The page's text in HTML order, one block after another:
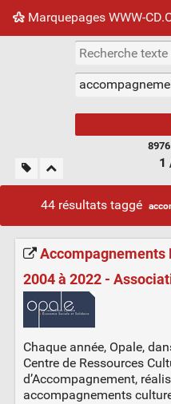
Marquepages WWW-
Nuage de tags Mur
8976
1
44 résultats taggé
Accompagnements
2004 à 2022 -
Chaque année, Opale,
Centre de Ressources
d’Accompagnement,
accompagnements